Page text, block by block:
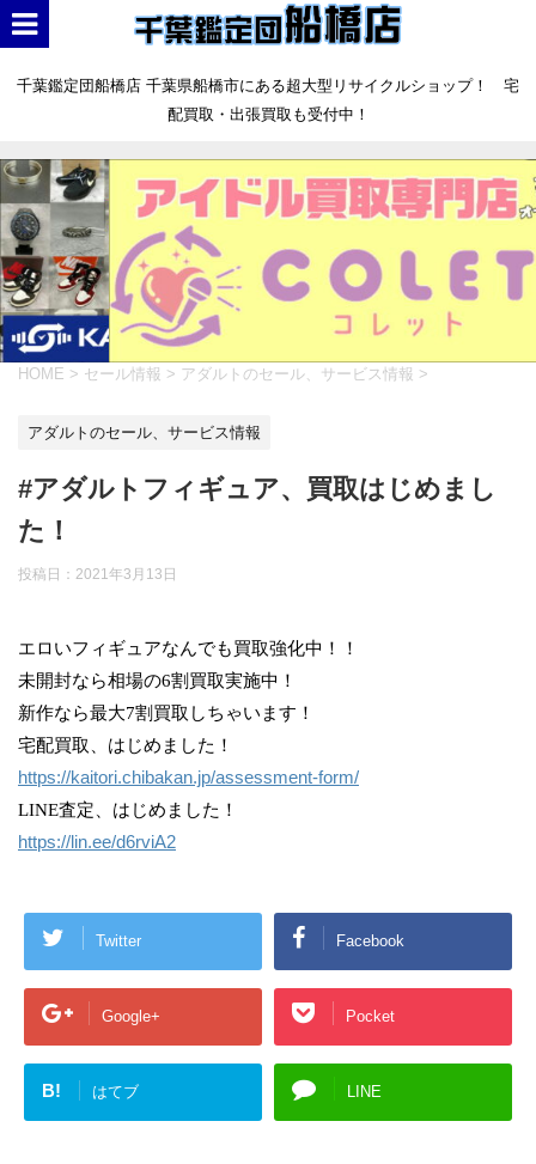
千葉鑑定団船橋店 千葉県船橋市にある超大型リサイクルショップ！ 宅
配買取・出張買取も受付中！
HOME > セール情報 > アダルトのセール、サービス情報 >
アダルトのセール、サービス情報
#アダルトフィギュア、買取はじめまし
た！
投稿日： 2021年3月13日
エロいフィギュアなんでも買取強化中！！
未開封なら相場の6割買取実施中！
新作なら最大7割買取しちゃいます！
宅配買取、はじめました！
https://kaitori.chibakan.jp/assessment-form/
LINE査定、はじめました！
https://lin.ee/d6rviA2
Twitter Facebook
Google+ Pocket
B! はてブ LINE